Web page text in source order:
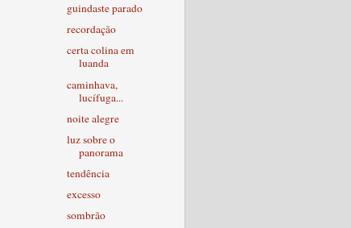
guindaste parado
recordação
certa colina em
luanda
caminhava,
lucífuga...
noite alegre
luz sobre o
panorama
tendência
excesso
sombrão